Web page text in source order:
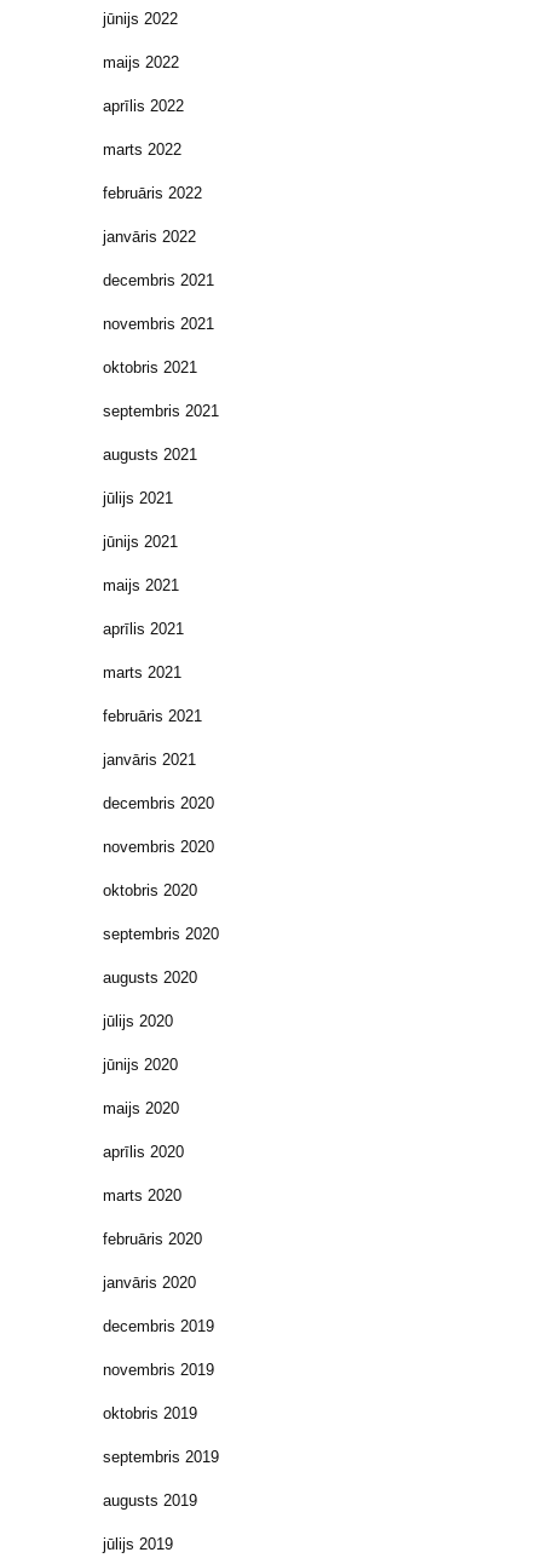
jūnijs 2022
maijs 2022
aprīlis 2022
marts 2022
februāris 2022
janvāris 2022
decembris 2021
novembris 2021
oktobris 2021
septembris 2021
augusts 2021
jūlijs 2021
jūnijs 2021
maijs 2021
aprīlis 2021
marts 2021
februāris 2021
janvāris 2021
decembris 2020
novembris 2020
oktobris 2020
septembris 2020
augusts 2020
jūlijs 2020
jūnijs 2020
maijs 2020
aprīlis 2020
marts 2020
februāris 2020
janvāris 2020
decembris 2019
novembris 2019
oktobris 2019
septembris 2019
augusts 2019
jūlijs 2019